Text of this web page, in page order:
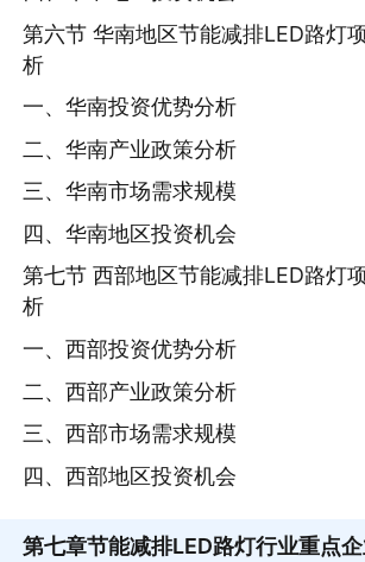
第六节 华南地区节能减排LED路灯
析
一、华南投资优势分析
二、华南产业政策分析
三、华南市场需求规模
四、华南地区投资机会
第七节 西部地区节能减排LED路灯
析
一、西部投资优势分析
二、西部产业政策分析
三、西部市场需求规模
四、西部地区投资机会
第七章节能减排LED路灯行业重点